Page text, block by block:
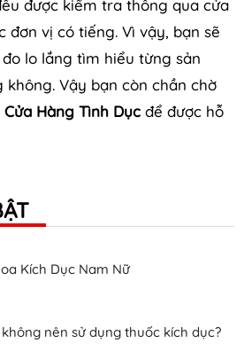
được kiểm tra thông qua cửa
đơn vị có tiếng. Vì vậy, bạn sẽ
lo lắng tìm hiểu từng sản
không. Vậy bạn còn chần chờ
Cửa Hàng Tình Dục để được hỗ
Kích Dục Nam Nữ
không nên sử dụng thuốc kích dục?